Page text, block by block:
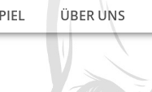
ÜBER UNS